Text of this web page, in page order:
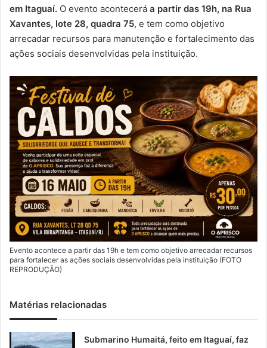
m
a
em Itaguaí. O evento acontecerá a partir das 19h, na Rua
Xavantes, lote 28, quadra 75, e tem como objetivo
arrecadar recursos para manutenção e fortalecimento das
ações sociais desenvolvidas pela instituição.
Evento acontece a partir das 19h e tem como objetivo arrecadar recursos
para fortalecer as ações sociais desenvolvidas pela instituição (FOTO
REPRODUÇÃO)
Matérias relacionadas
Submarino Humaitá, feito em Itaguaí, faz